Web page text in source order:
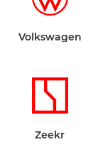
Volkswagen
Zeekr